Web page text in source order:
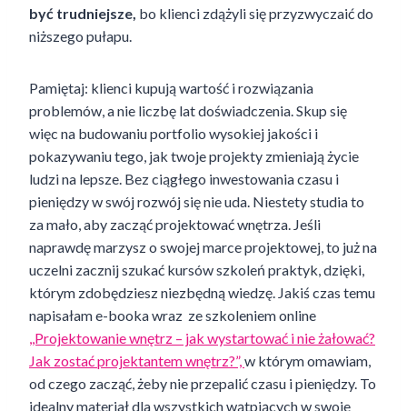
być trudniejsze, bo klienci zdążyli się przyzwyczaić do
niższego pułapu.
Pamiętaj: klienci kupują wartość i rozwiązania
problemów, a nie liczbę lat doświadczenia. Skup się
więc na budowaniu portfolio wysokiej jakości i
pokazywaniu tego, jak twoje projekty zmieniają życie
ludzi na lepsze. Bez ciągłego inwestowania czasu i
pieniędzy w swój rozwój się nie uda. Niestety studia to
za mało, aby zacząć projektować wnętrza. Jeśli
naprawdę marzysz o swojej marce projektowej, to już na
uczelni zacznij szukać kursów szkoleń praktyk, dzięki,
którym zdobędziesz niezbędną wiedzę. Jakiś czas temu
napisałam e-booka wraz ze szkoleniem online
,,Projektowanie wnętrz – jak wystartować i nie żałować?
Jak zostać projektantem wnętrz?”, w którym omawiam,
od czego zacząć, żeby nie przepalić czasu i pieniędzy. To
idealny materiał dla wszystkich wątpiących w swoje